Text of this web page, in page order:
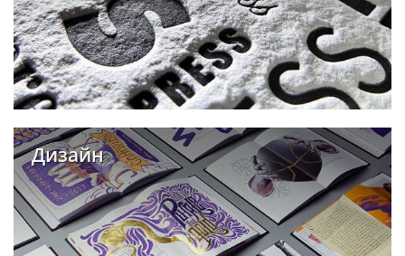
Дизайн